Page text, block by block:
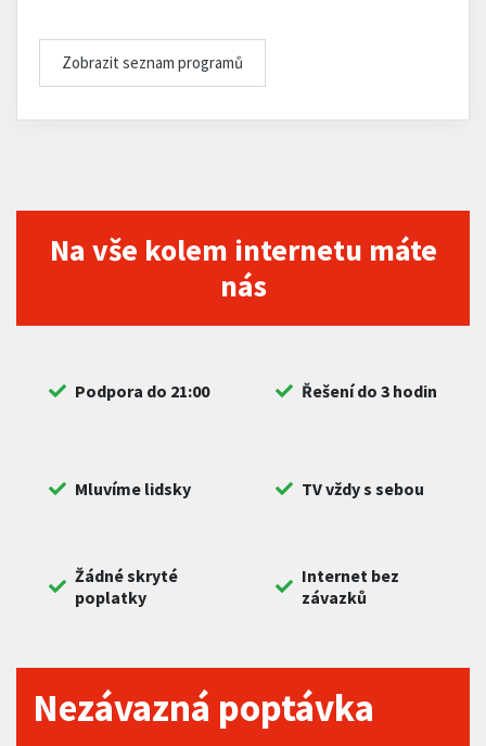
Zobrazit seznam programů
Na vše kolem internetu máte
nás
Podpora do 21:00 Řešení do 3 hodin
Mluvíme lidsky TV vždy s sebou
Žádné skryté
poplatky
Internet bez
závazků
Nezávazná poptávka